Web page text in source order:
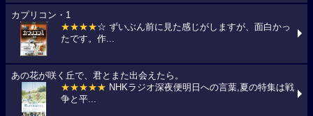
カプリコン・1
★★★★☆ ずいぶん前に見た感じがしますが、面白かっ
たです。作...
あの花が咲く丘で、君とまた出会えたら。
★★★★★ NHKラジオ深夜便明日への言葉,夏の特集は戦
争と平...